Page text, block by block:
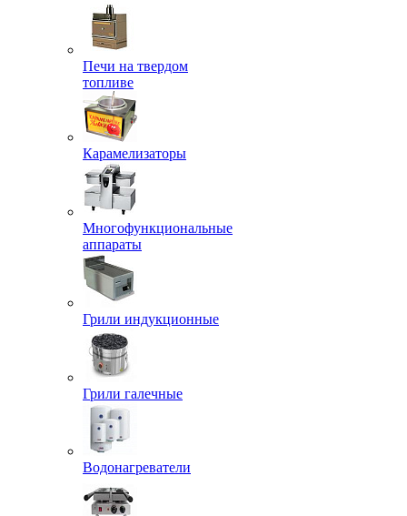
Печи на твердом
топливе
Карамелизаторы
Многофункциональные
аппараты
Грили индукционные
Грили галечные
Водонагреватели